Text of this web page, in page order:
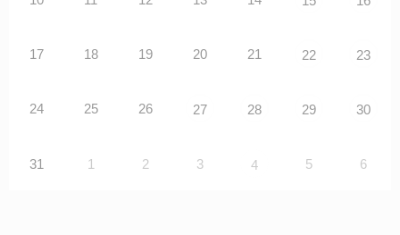
17 18 19 20 21 22 23
24 25 26 27 28 29 30
31 1 2 3 4 5 6